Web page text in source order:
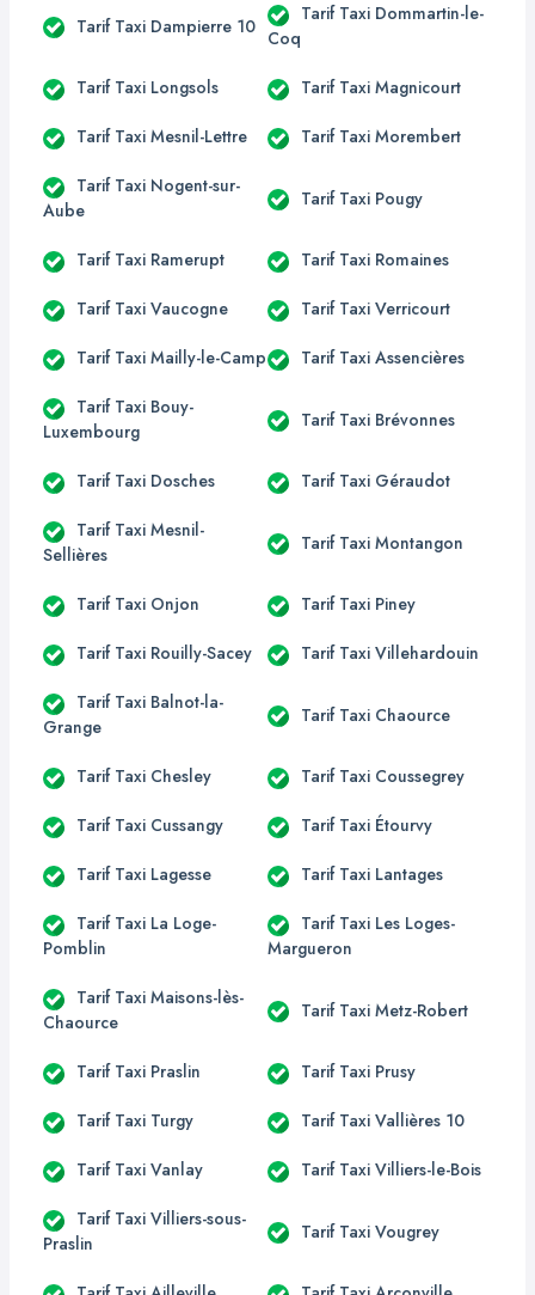
Tarif Taxi Dampierre 10
Tarif Taxi Dommartin-le-
Coq
Tarif Taxi Longsols Tarif Taxi Magnicourt
Tarif Taxi Mesnil-Lettre Tarif Taxi Morembert
Tarif Taxi Nogent-sur-
Aube
Tarif Taxi Pougy
Tarif Taxi Ramerupt Tarif Taxi Romaines
Tarif Taxi Vaucogne Tarif Taxi Verricourt
Tarif Taxi Mailly-le-Camp Tarif Taxi Assencières
Tarif Taxi Bouy-
Luxembourg
Tarif Taxi Brévonnes
Tarif Taxi Dosches Tarif Taxi Géraudot
Tarif Taxi Mesnil-
Sellières
Tarif Taxi Montangon
Tarif Taxi Onjon Tarif Taxi Piney
Tarif Taxi Rouilly-Sacey Tarif Taxi Villehardouin
Tarif Taxi Balnot-la-
Grange
Tarif Taxi Chaource
Tarif Taxi Chesley Tarif Taxi Coussegrey
Tarif Taxi Cussangy Tarif Taxi Étourvy
Tarif Taxi Lagesse Tarif Taxi Lantages
Tarif Taxi La Loge-
Pomblin
Tarif Taxi Les Loges-
Margueron
Tarif Taxi Maisons-lès-
Chaource
Tarif Taxi Metz-Robert
Tarif Taxi Praslin Tarif Taxi Prusy
Tarif Taxi Turgy Tarif Taxi Vallières 10
Tarif Taxi Vanlay Tarif Taxi Villiers-le-Bois
Tarif Taxi Villiers-sous-
Praslin
Tarif Taxi Vougrey